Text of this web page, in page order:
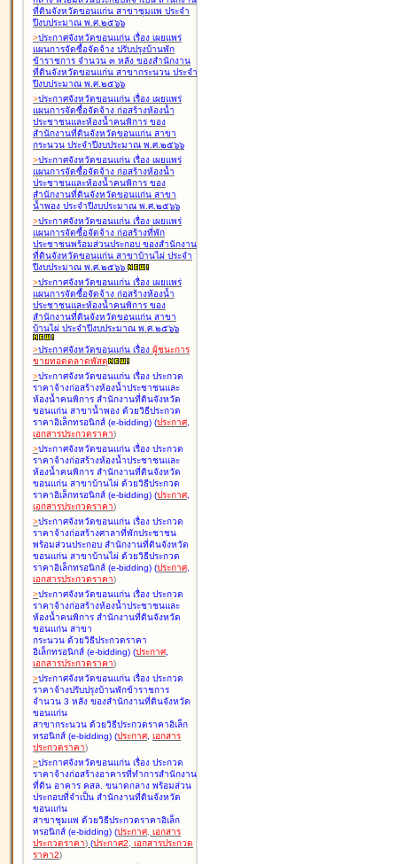
ที่ดินจังหวัดขอนแก่น สาขาชุมแพ ประจำ
ปีงบประมาณ พ.ศ.๒๕๖๖
>ประกาศจังหวัดขอนแก่น เรื่อง เผยแพร่
แผนการจัดซื้อจัดจ้าง ปรับปรุงบ้านพัก
ข้าราชการ จำนวน ๓ หลัง ของสำนักงาน
ที่ดินจังหวัดขอนแก่น สาขากระนวน ประจำ
ปีงบประมาณ พ.ศ.๒๕๖๖
>ประกาศจังหวัดขอนแก่น เรื่อง เผยแพร่
แผนการจัดซื้อจัดจ้าง ก่อสร้างห้องน้ำ
ประชาชนและห้องน้ำคนพิการ ของ
สำนักงานที่ดินจังหวัดขอนแก่น สาขา
กระนวน ประจำปีงบประมาณ พ.ศ.๒๕๖๖
>ประกาศจังหวัดขอนแก่น เรื่อง เผยแพร่
แผนการจัดซื้อจัดจ้าง ก่อสร้างห้องน้ำ
ประชาชนและห้องน้ำคนพิการ ของ
สำนักงานที่ดินจังหวัดขอนแก่น สาขา
น้ำพอง ประจำปีงบประมาณ พ.ศ.๒๕๖๖
>ประกาศจังหวัดขอนแก่น เรื่อง เผยแพร่
แผนการจัดซื้อจัดจ้าง ก่อสร้างที่พัก
ประชาชนพร้อมส่วนประกอบ ของสำนักงาน
ที่ดินจังหวัดขอนแก่น สาขาบ้านไผ่ ประจำ
ปีงบประมาณ พ.ศ.๒๕๖๖
>ประกาศจังหวัดขอนแก่น เรื่อง เผยแพร่
แผนการจัดซื้อจัดจ้าง ก่อสร้างห้องน้ำ
ประชาชนและห้องน้ำคนพิการ ของ
สำนักงานที่ดินจังหวัดขอนแก่น สาขา
บ้านไผ่ ประจำปีงบประมาณ พ.ศ.๒๕๖๖
>ประกาศจังหวัดขอนแก่น เรื่อง ผู้ชนะการ
ขายทอดตลาดพัสดุ
>ประกาศจังหวัดขอนแก่น เรื่อง ประกวด
ราคาจ้างก่อสร้างห้องน้ำประชาชนและ
ห้องน้ำคนพิการ สำนักงานที่ดินจังหวัด
ขอนแก่น สาขาน้ำพอง ด้วยวิธีประกวด
ราคาอิเล็กทรอนิกส์ (e-bidding) (ประกาศ,
เอกสารประกวดราคา)
>ประกาศจังหวัดขอนแก่น เรื่อง ประกวด
ราคาจ้างก่อสร้างห้องน้ำประชาชนและ
ห้องน้ำคนพิการ สำนักงานที่ดินจังหวัด
ขอนแก่น สาขาบ้านไผ่ ด้วยวิธีประกวด
ราคาอิเล็กทรอนิกส์ (e-bidding) (ประกาศ,
เอกสารประกวดราคา)
>ประกาศจังหวัดขอนแก่น เรื่อง ประกวด
ราคาจ้างก่อสร้างศาลาที่พักประชาชน
พร้อมส่วนประกอบ สำนักงานที่ดินจังหวัด
ขอนแก่น สาขาบ้านไผ่ ด้วยวิธีประกวด
ราคาอิเล็กทรอนิกส์ (e-bidding) (ประกาศ,
เอกสารประกวดราคา)
>ประกาศจังหวัดขอนแก่น เรื่อง ประกวด
ราคาจ้างก่อสร้างห้องน้ำประชาชนและ
ห้องน้ำคนพิการ สำนักงานที่ดินจังหวัด
ขอนแก่น สาขา
กระนวน ด้วยวิธีประกวดราคา
อิเล็กทรอนิกส์ (e-bidding) (ประกาศ,
เอกสารประกวดราคา)
>ประกาศจังหวัดขอนแก่น เรื่อง ประกวด
ราคาจ้างปรับปรุงบ้านพักข้าราชการ
จำนวน 3 หลัง ของสำนักงานที่ดินจังหวัด
ขอนแก่น
สาขากระนวน ด้วยวิธีประกวดราคาอิเล็ก
ทรอนิกส์ (e-bidding) (ประกาศ, เอกสาร
ประกวดราคา)
>ประกาศจังหวัดขอนแก่น เรื่อง ประกวด
ราคาจ้างก่อสร้างอาคารที่ทำการสำนักงาน
ที่ดิน อาคาร คสล. ขนาดกลาง พร้อมส่วน
ประกอบที่จำเป็น สำนักงานที่ดินจังหวัด
ขอนแก่น
สาขาชุมแพ ด้วยวิธีประกวดราคาอิเล็ก
ทรอนิกส์ (e-bidding) (ประกาศ, เอกสาร
ประกวดราคา) (ประกาศ2, เอกสารประกวด
ราคา2)